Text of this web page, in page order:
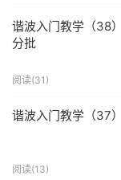
谐波入门教学（38
分批
阅读(31 )
谐波入门教学（37
阅读(13)